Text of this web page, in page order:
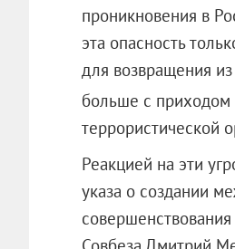
проникновения в
эта опасность
для возвращения
больше с приходом
террористической
Реакцией на эти
указа о создании